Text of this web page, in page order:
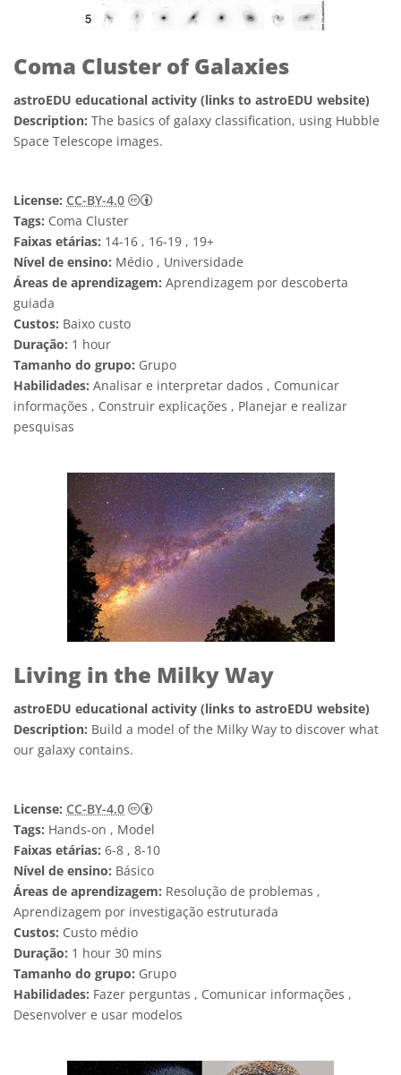
Coma Cluster of Galaxies
astroEDU educational activity (links to astroEDU website)
Description: The basics of galaxy classification, using Hubble
Space Telescope images.
License: CC-BY-4.0
Creative Commons Attribution 4.0
Tags: Coma Cluster
Faixas etárias: 14-16 , 16-19 , 19+
Nível de ensino: Médio , Universidade
Áreas de aprendizagem: Aprendizagem por descoberta
guiada
Custos: Baixo custo
Duração: 1 hour
Tamanho do grupo: Grupo
Habilidades: Analisar e interpretar dados , Comunicar
informações , Construir explicações , Planejar e realizar
pesquisas
Living in the Milky Way
astroEDU educational activity (links to astroEDU website)
Description: Build a model of the Milky Way to discover what
our galaxy contains.
License: CC-BY-4.0
Creative Commons Attribution 4.0
Tags: Hands-on , Model
Faixas etárias: 6-8 , 8-10
Nível de ensino: Básico
Áreas de aprendizagem: Resolução de problemas ,
Aprendizagem por investigação estruturada
Custos: Custo médio
Duração: 1 hour 30 mins
Tamanho do grupo: Grupo
Habilidades: Fazer perguntas , Comunicar informações ,
Desenvolver e usar modelos